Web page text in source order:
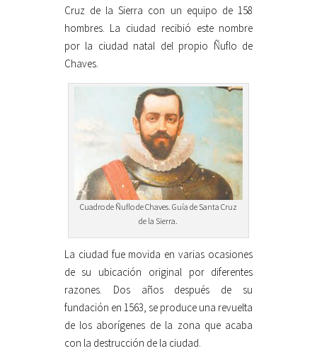
Cruz de la Sierra con un equipo de 158
hombres. La ciudad recibió este nombre
por la ciudad natal del propio Ñuflo de
Chaves.
Cuadro de Ñuflo de Chaves. Guía de Santa Cruz
de la Sierra.
La ciudad fue movida en varias ocasiones
de su ubicación original por diferentes
razones. Dos años después de su
fundación en 1563, se produce una revuelta
de los aborígenes de la zona que acaba
con la destrucción de la ciudad.